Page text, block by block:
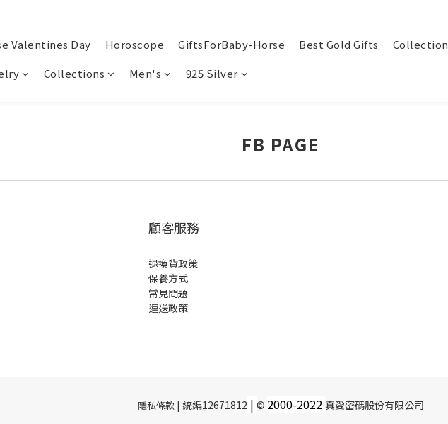
Valentines Day Horoscope GiftsForBaby-Horse Best Gold Gifts
Collection
Collections Men's 925 Silver
FB PAGE
顧客服務
退換貨政策
保養方式
常見問題
運送政策
隱私條款| 統編12671812 | © 2000-2022 真愛密碼股份有限公司